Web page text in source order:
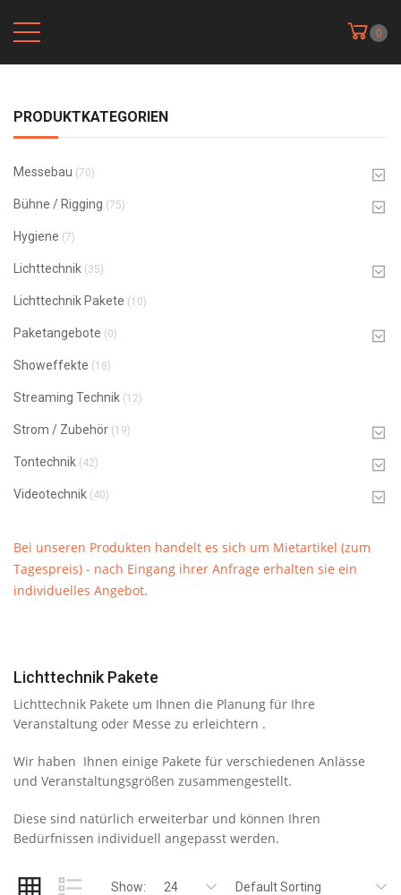
0
PRODUKTKATEGORIEN
Messebau (70)
Bühne / Rigging (75)
Hygiene (7)
Lichttechnik (35)
Lichttechnik Pakete (10)
Paketangebote (0)
Showeffekte (18)
Streaming Technik (12)
Strom / Zubehör (19)
Tontechnik (42)
Videotechnik (40)
Bei unseren Produkten handelt es sich um Mietartikel (zum
Tagespreis) - nach Eingang ihrer Anfrage erhalten sie ein
individuelles Angebot.
Lichttechnik Pakete
Lichttechnik Pakete um Ihnen die Planung für Ihre
Veranstaltung oder Messe zu erleichtern .
Wir haben Ihnen einige Pakete für verschiedenen Anlässe
und Veranstaltungsgrößen zusammengestellt.
Diese sind natürlich erweiterbar und können Ihren
Bedürfnissen individuell angepasst werden.
Show: 24 Default Sorting